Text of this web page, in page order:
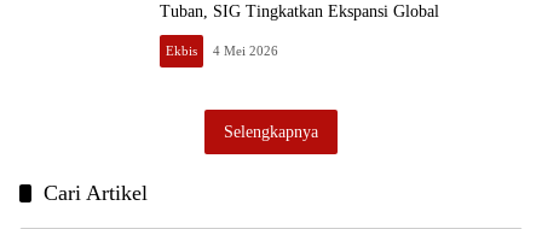
Tuban, SIG Tingkatkan Ekspansi Global
Ekbis 4 Mei 2026
Selengkapnya
Cari Artikel